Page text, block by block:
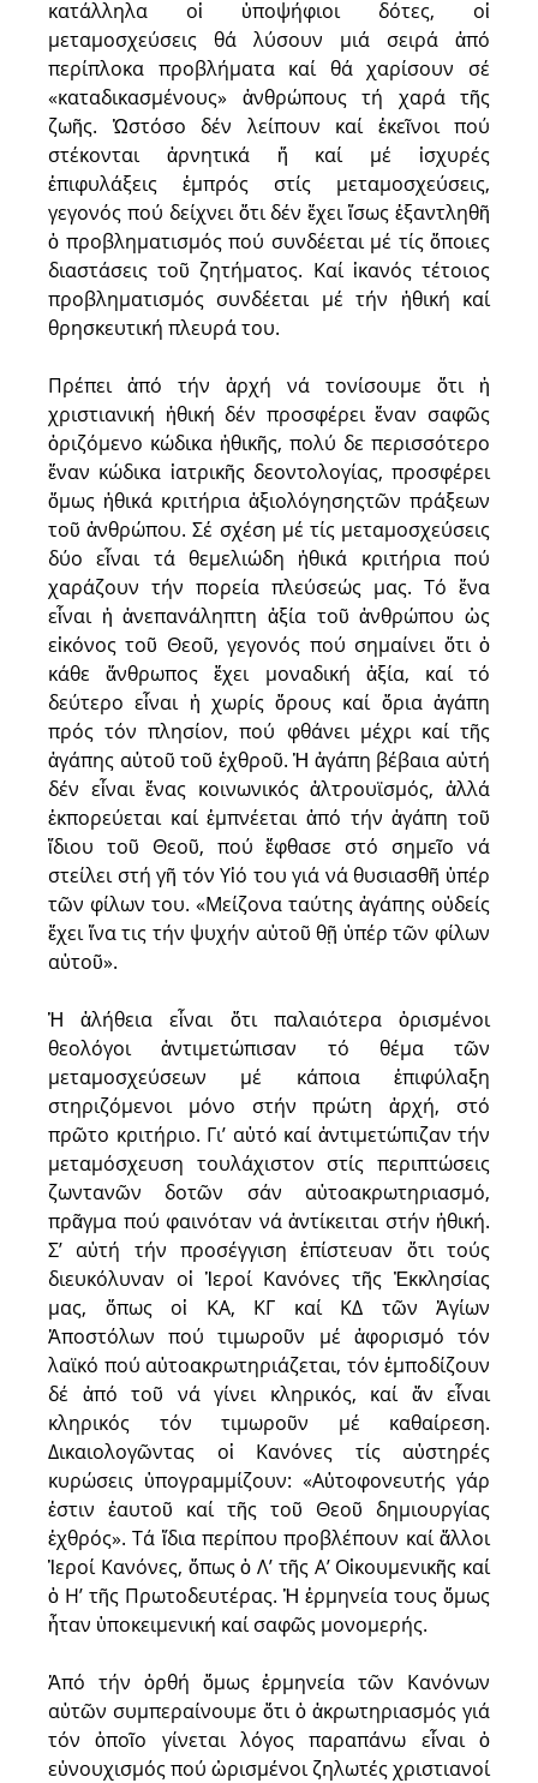
κατάλληλα οἱ ὑποψήφιοι δότες, οἱ
μεταμοσχεύσεις θά λύσουν μιά σειρά ἀπό
περίπλοκα προβλήματα καί θά χαρίσουν σέ
«καταδικασμένους» ἀνθρώπους τή χαρά τῆς
ζωῆς. Ὡστόσο δέν λείπουν καί ἐκεῖνοι πού
στέκονται ἀρνητικά ἤ καί μέ ἰσχυρές
ἐπιφυλάξεις ἐμπρός στίς μεταμοσχεύσεις,
γεγονός πού δείχνει ὅτι δέν ἔχει ἴσως ἐξαντληθῆ
ὁ προβληματισμός πού συνδέεται μέ τίς ὅποιες
διαστάσεις τοῦ ζητήματος. Καί ἱκανός τέτοιος
προβληματισμός συνδέεται μέ τήν ἠθική καί
θρησκευτική πλευρά του.
Πρέπει ἀπό τήν ἀρχή νά τονίσουμε ὅτι ἡ
χριστιανική ἠθική δέν προσφέρει ἕναν σαφῶς
ὀριζόμενο κώδικα ἠθικῆς, πολύ δε περισσότερο
ἕναν κώδικα ἰατρικῆς δεοντολογίας, προσφέρει
ὅμως ἠθικά κριτήρια ἀξιολόγησηςτῶν πράξεων
τοῦ ἀνθρώπου. Σέ σχέση μέ τίς μεταμοσχεύσεις
δύο εἶναι τά θεμελιώδη ἠθικά κριτήρια πού
χαράζουν τήν πορεία πλεύσεώς μας. Τό ἕνα
εἶναι ἡ ἀνεπανάληπτη ἀξία τοῦ ἀνθρώπου ὡς
εἰκόνος τοῦ Θεοῦ, γεγονός πού σημαίνει ὅτι ὁ
κάθε ἄνθρωπος ἔχει μοναδική ἀξία, καί τό
δεύτερο εἶναι ἡ χωρίς ὅρους καί ὅρια ἀγάπη
πρός τόν πλησίον, πού φθάνει μέχρι καί τῆς
ἀγάπης αὐτοῦ τοῦ ἐχθροῦ. Ἡ ἀγάπη βέβαια αὐτή
δέν εἶναι ἕνας κοινωνικός ἀλτρουϊσμός, ἀλλά
ἐκπορεύεται καί ἐμπνέεται ἀπό τήν ἀγάπη τοῦ
ἴδιου τοῦ Θεοῦ, πού ἔφθασε στό σημεῖο νά
στείλει στή γῆ τόν Υἱό του γιά νά θυσιασθῆ ὑπέρ
τῶν φίλων του. «Μείζονα ταύτης ἀγάπης οὐδείς
ἔχει ἵνα τις τήν ψυχήν αὐτοῦ θῇ ὑπέρ τῶν φίλων
αὐτοῦ».
Ἡ ἀλήθεια εἶναι ὅτι παλαιότερα ὁρισμένοι
θεολόγοι ἀντιμετώπισαν τό θέμα τῶν
μεταμοσχεύσεων μέ κάποια ἐπιφύλαξη
στηριζόμενοι μόνο στήν πρώτη ἀρχή, στό
πρῶτο κριτήριο. Γι’ αὐτό καί ἀντιμετώπιζαν τήν
μεταμόσχευση τουλάχιστον στίς περιπτώσεις
ζωντανῶν δοτῶν σάν αὐτοακρωτηριασμό,
πρᾶγμα πού φαινόταν νά ἀντίκειται στήν ἠθική.
Σ’ αὐτή τήν προσέγγιση ἐπίστευαν ὅτι τούς
διευκόλυναν οἱ Ἱεροί Κανόνες τῆς Ἐκκλησίας
μας, ὅπως οἱ ΚΑ, ΚΓ καί ΚΔ τῶν Ἁγίων
Ἀποστόλων πού τιμωροῦν μέ ἀφορισμό τόν
λαϊκό πού αὐτοακρωτηριάζεται, τόν ἐμποδίζουν
δέ ἀπό τοῦ νά γίνει κληρικός, καί ἄν εἶναι
κληρικός τόν τιμωροῦν μέ καθαίρεση.
Δικαιολογῶντας οἱ Κανόνες τίς αὐστηρές
κυρώσεις ὑπογραμμίζουν: «Αὐτοφονευτής γάρ
ἐστιν ἑαυτοῦ καί τῆς τοῦ Θεοῦ δημιουργίας
ἐχθρός». Τά ἴδια περίπου προβλέπουν καί ἄλλοι
Ἱεροί Κανόνες, ὅπως ὁ Λ’ τῆς Α’ Οἰκουμενικῆς καί
ὁ Η’ τῆς Πρωτοδευτέρας. Ἡ ἑρμηνεία τους ὅμως
ἦταν ὑποκειμενική καί σαφῶς μονομερής.
Ἀπό τήν ὀρθή ὅμως ἑρμηνεία τῶν Κανόνων
αὐτῶν συμπεραίνουμε ὅτι ὁ ἀκρωτηριασμός γιά
τόν ὁποῖο γίνεται λόγος παραπάνω εἶναι ὁ
εὐνουχισμός πού ὡρισμένοι ζηλωτές χριστιανοί